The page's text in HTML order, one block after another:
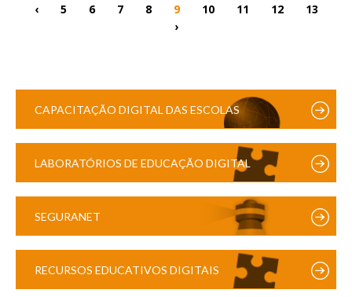
‹ 5 6 7 8 9 10 11 12
13
›
CAPACITAÇÃO DIGITAL DAS ESCOLAS
LABORATÓRIOS DE EDUCAÇÃO DIGITAL
SEGURANET
RECURSOS EDUCATIVOS DIGITAIS